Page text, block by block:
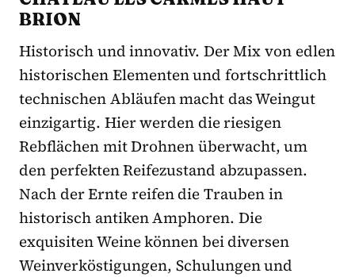
BRION
Historisch und innovativ. Der Mix von edlen
historischen Elementen und fortschrittlich
technischen Abläufen macht das Weingut
einzigartig. Hier werden die riesigen
Rebflächen mit Drohnen überwacht, um
den perfekten Reifezustand abzupassen.
Nach der Ernte reifen die Trauben in
historisch antiken Amphoren. Die
exquisiten Weine können bei diversen
Weinverköstigungen, Schulungen und